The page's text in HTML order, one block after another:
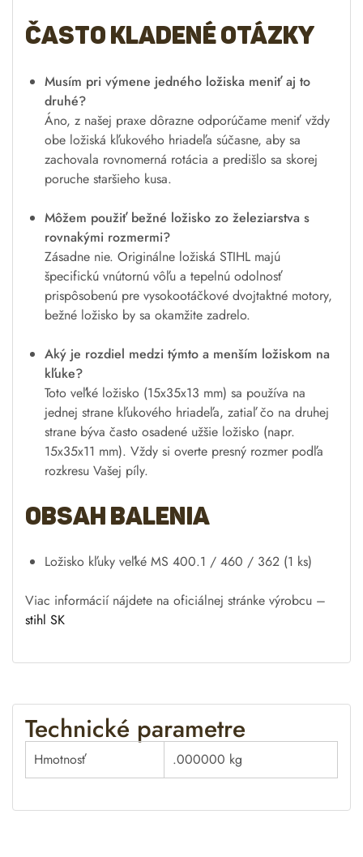
Často kladené otázky
Musím pri výmene jedného ložiska meniť aj to
druhé?
Áno, z našej praxe dôrazne odporúčame meniť vždy
obe ložiská kľukového hriadeľa súčasne, aby sa
zachovala rovnomerná rotácia a predišlo sa skorej
poruche staršieho kusa.
Môžem použiť bežné ložisko zo železiarstva s
rovnakými rozmermi?
Zásadne nie. Originálne ložiská STIHL majú
špecifickú vnútornú vôľu a tepelnú odolnosť
prispôsobenú pre vysokootáčkové dvojtaktné motory,
bežné ložisko by sa okamžite zadrelo.
Aký je rozdiel medzi týmto a menším ložiskom na
kľuke?
Toto veľké ložisko (15x35x13 mm) sa používa na
jednej strane kľukového hriadeľa, zatiaľ čo na druhej
strane býva často osadené užšie ložisko (napr.
15x35x11 mm). Vždy si overte presný rozmer podľa
rozkresu Vašej píly.
Obsah balenia
Ložisko kľuky veľké MS 400.1 / 460 / 362 (1 ks)
Viac informácií nájdete na oficiálnej stránke výrobcu –
stihl SK
Technické parametre
Hmotnosť .000000 kg